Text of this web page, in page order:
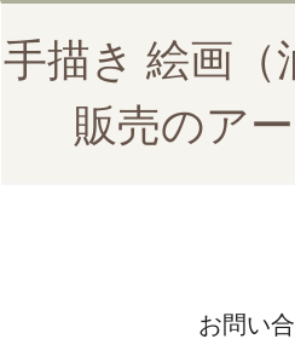
手描き 絵画（
販売のア
お問い